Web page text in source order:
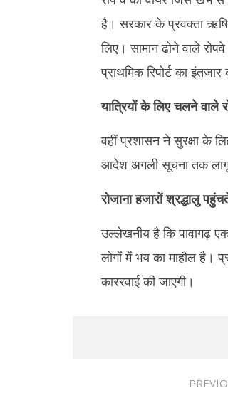
है। सरकार के प्रवक्ता
लिए। सामान ढोने वाले
प्राथमिक रिपोर्ट का
यात्रियों के लिए चलने वाले
वहीं प्रशासन ने सुरक्षा के
आदेश अगली सूचना तक लागू
रोजाना हजारों श्रद्धालु
उल्लेखनीय है कि पावागढ़
लोगों में भय का माहौल है।
काररवाई की जाएगी।